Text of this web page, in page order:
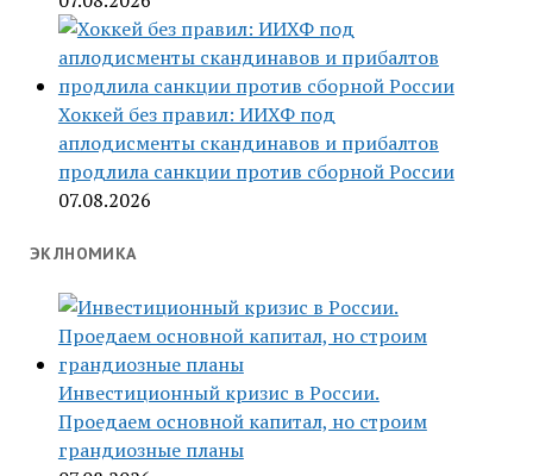
Хоккей без правил: ИИХФ под
аплодисменты скандинавов и прибалтов
продлила санкции против сборной России
07.08.2026
ЭКЛНОМИКА
Инвестиционный кризис в России.
Проедаем основной капитал, но строим
грандиозные планы